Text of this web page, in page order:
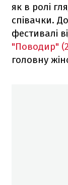
як в ролі
співачки.
фестивалі
"Поводир"
головну